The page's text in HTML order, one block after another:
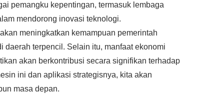
pemangku kepentingan, termasuk lembaga
mendorong inovasi teknologi.
meningkatkan kemampuan pemerintah
daerah terpencil. Selain itu, manfaat ekonomi
akan berkontribusi secara signifikan terhadap
ini dan aplikasi strategisnya, kita akan
masa depan.